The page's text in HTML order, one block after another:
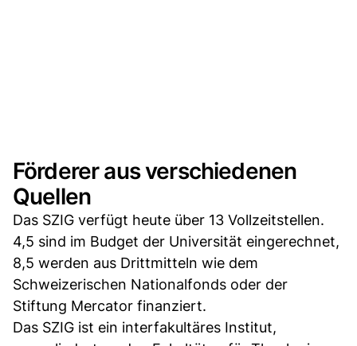
Förderer aus verschiedenen
Quellen
Das SZIG verfügt heute über 13 Vollzeitstellen.
4,5 sind im Budget der Universität eingerechnet,
8,5 werden aus Drittmitteln wie dem
Schweizerischen Nationalfonds oder der
Stiftung Mercator finanziert.
Das SZIG ist ein interfakultäres Institut,